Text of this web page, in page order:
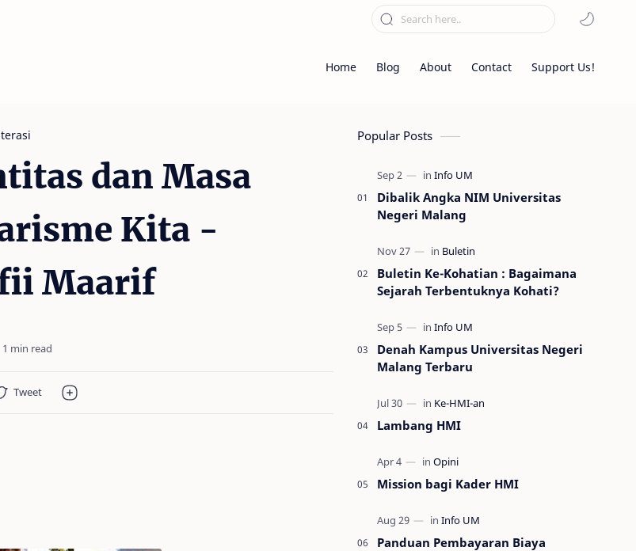
Home Blog About Contact Support Us!
dan Masa
Kita -
Maarif
1 min read
Popular Posts
Dibalik Angka NIM Universitas
Negeri Malang
Buletin Ke-Kohatian : Bagaimana
Sejarah Terbentuknya Kohati?
Denah Kampus Universitas Negeri
Malang Terbaru
Lambang HMI
Mission bagi Kader HMI
Panduan Pembayaran Biaya